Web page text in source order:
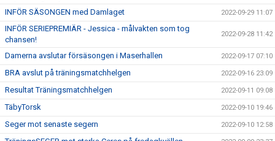
INFÖR SÄSONGEN med Damlaget 2022-09-29 11:07
INFÖR SERIEPREMIÄR - Jessica - målvakten som tog
chansen!
2022-09-28 11:42
Damerna avslutar försäsongen i Maserhallen 2022-09-17 07:10
BRA avslut på träningsmatchhelgen 2022-09-16 23:09
Resultat Träningsmatchhelgen 2022-09-11 09:08
TäbyTorsk 2022-09-10 19:46
Seger mot senaste segern 2022-09-10 12:58